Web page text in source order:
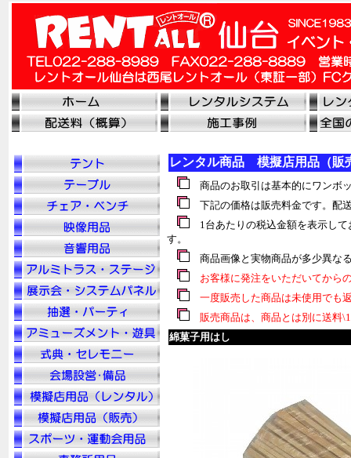
レンタル商品 模擬店用品（販
商品のお取引は基本的にワンボ
下記の価格は販売料金です。配
1台あたりの税込金額を表示して
す。
商品画像と実物商品が多少異な
お客様に発注をいただいてから
一度販売した商品は未使用でも
販売商品は、商品とは別に送料
綿菓子用はし